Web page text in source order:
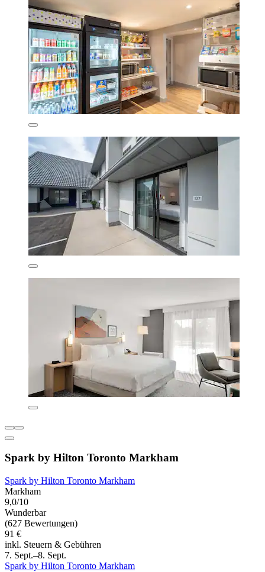
Spark by Hilton Toronto Markham
Spark by Hilton Toronto Markham
Markham
9,0/10
Wunderbar
(627 Bewertungen)
91 €
inkl. Steuern & Gebühren
7. Sept.–8. Sept.
Spark by Hilton Toronto Markham